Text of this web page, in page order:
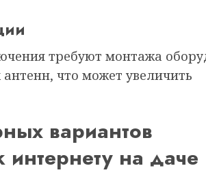
требуют монтажа
что может увеличить
вариантов
на даче